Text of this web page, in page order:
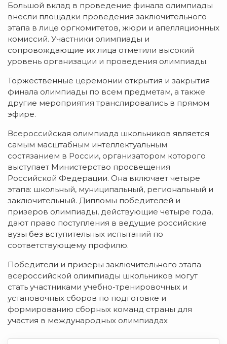
Большой вклад в проведение финала олимпиады
внесли площадки проведения заключительного
этапа в лице оргкомитетов, жюри и апелляционных
комиссий. Участники олимпиады и
сопровождающие их лица отметили высокий
уровень организации и проведения олимпиады.
Торжественные церемонии открытия и закрытия
финала олимпиады по всем предметам, а также
другие мероприятия транслировались в прямом
эфире.
Всероссийская олимпиада школьников является
самым масштабным интеллектуальным
состязанием в России, организатором которого
выступает Министерство просвещения
Российской Федерации. Она включает четыре
этапа: школьный, муниципальный, региональный и
заключительный. Дипломы победителей и
призеров олимпиады, действующие четыре года,
дают право поступления в ведущие российские
вузы без вступительных испытаний по
соответствующему профилю.
Победители и призеры заключительного этапа
всероссийской олимпиады школьников могут
стать участниками учебно-тренировочных и
установочных сборов по подготовке и
формированию сборных команд страны для
участия в международных олимпиадах